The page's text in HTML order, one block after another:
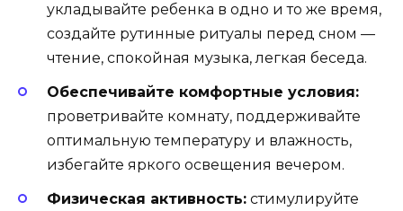
укладывайте ребенка в одно и то же время,
создайте рутинные ритуалы перед сном —
чтение, спокойная музыка, легкая беседа.
Обеспечивайте комфортные условия:
проветривайте комнату, поддерживайте
оптимальную температуру и влажность,
избегайте яркого освещения вечером.
Физическая активность: стимулируйте